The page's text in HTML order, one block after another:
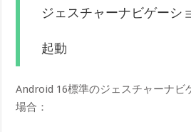
ジェスチャーナビゲーシ
起動
Android 16標準のジェスチャーナビ
場合：